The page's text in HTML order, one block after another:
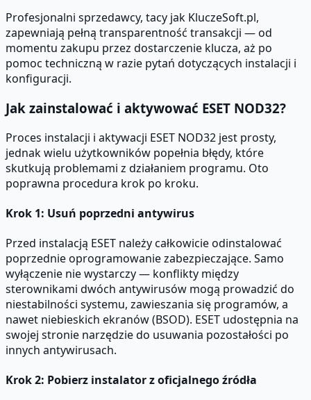
Profesjonalni sprzedawcy, tacy jak KluczeSoft.pl,
zapewniają pełną transparentność transakcji — od
momentu zakupu przez dostarczenie klucza, aż po
pomoc techniczną w razie pytań dotyczących instalacji i
konfiguracji.
Jak zainstalować i aktywować ESET NOD32?
Proces instalacji i aktywacji ESET NOD32 jest prosty,
jednak wielu użytkowników popełnia błędy, które
skutkują problemami z działaniem programu. Oto
poprawna procedura krok po kroku.
Krok 1: Usuń poprzedni antywirus
Przed instalacją ESET należy całkowicie odinstalować
poprzednie oprogramowanie zabezpieczające. Samo
wyłączenie nie wystarczy — konflikty między
sterownikami dwóch antywirusów mogą prowadzić do
niestabilności systemu, zawieszania się programów, a
nawet niebieskich ekranów (BSOD). ESET udostępnia na
swojej stronie narzędzie do usuwania pozostałości po
innych antywirusach.
Krok 2: Pobierz instalator z oficjalnego źródła